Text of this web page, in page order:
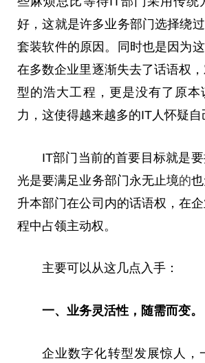
好，这就是许多业务部门选择绕
套装软件的原因。同时也是因为
在多数企业里逐渐失去了话语权
型的浩大工程，更是没有了原本
力，这使得越来越多的IT人怀疑自
IT部门当前的首要目标就是
光是要满足业务部门永无止境的
升本部门在公司内的话语权，在
程中占领主动权。
主要可以从这几点入手：
一、业务灵活性 ，随需而变。
企业数字化转型发展惊人，